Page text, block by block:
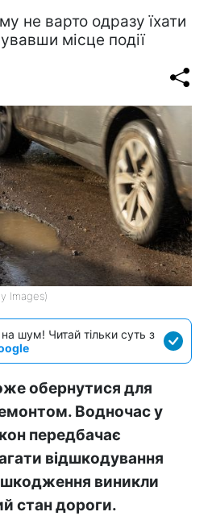
не варто одразу їхати
місце події
Images)
шум! Читай тільки суть з
обернутися для
Водночас у
передбачає
відшкодування
виникли
стан дороги.